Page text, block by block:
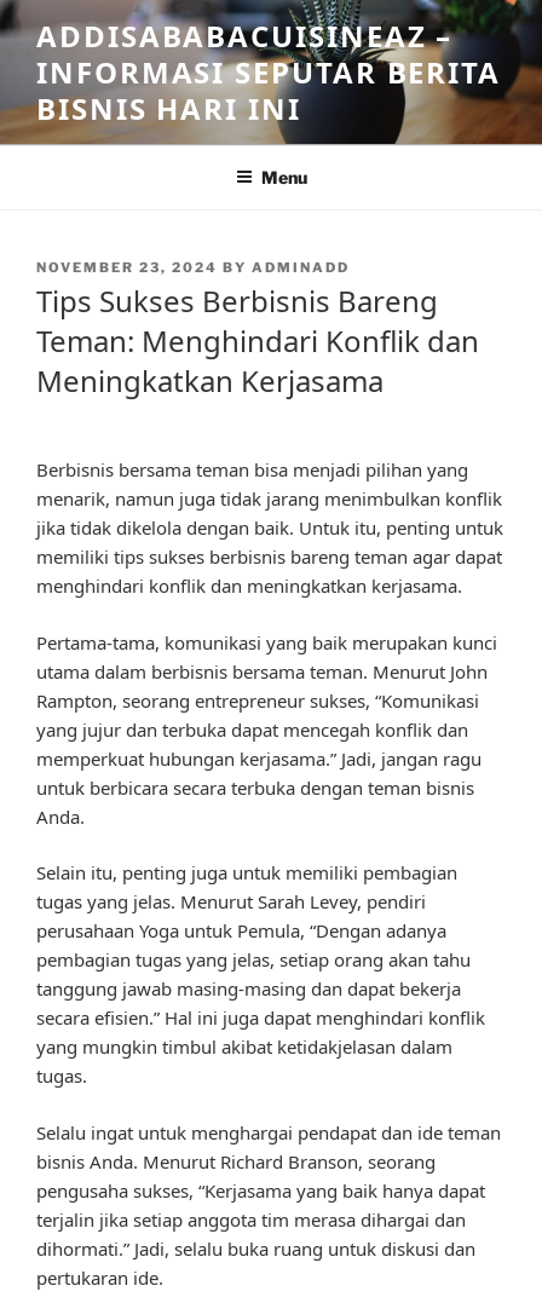
Skip
to
content
ADDISABABACUISINEAZ –
INFORMASI SEPUTAR BERITA
BISNIS HARI INI
Menu
POSTED
ON
NOVEMBER 23, 2024 BY ADMINADD
Tips Sukses Berbisnis Bareng
Teman: Menghindari Konflik dan
Meningkatkan Kerjasama
Berbisnis bersama teman bisa menjadi pilihan yang
menarik, namun juga tidak jarang menimbulkan konflik
jika tidak dikelola dengan baik. Untuk itu, penting untuk
memiliki tips sukses berbisnis bareng teman agar dapat
menghindari konflik dan meningkatkan kerjasama.
Pertama-tama, komunikasi yang baik merupakan kunci
utama dalam berbisnis bersama teman. Menurut John
Rampton, seorang entrepreneur sukses, “Komunikasi
yang jujur dan terbuka dapat mencegah konflik dan
memperkuat hubungan kerjasama.” Jadi, jangan ragu
untuk berbicara secara terbuka dengan teman bisnis
Anda.
Selain itu, penting juga untuk memiliki pembagian
tugas yang jelas. Menurut Sarah Levey, pendiri
perusahaan Yoga untuk Pemula, “Dengan adanya
pembagian tugas yang jelas, setiap orang akan tahu
tanggung jawab masing-masing dan dapat bekerja
secara efisien.” Hal ini juga dapat menghindari konflik
yang mungkin timbul akibat ketidakjelasan dalam
tugas.
Selalu ingat untuk menghargai pendapat dan ide teman
bisnis Anda. Menurut Richard Branson, seorang
pengusaha sukses, “Kerjasama yang baik hanya dapat
terjalin jika setiap anggota tim merasa dihargai dan
dihormati.” Jadi, selalu buka ruang untuk diskusi dan
pertukaran ide.